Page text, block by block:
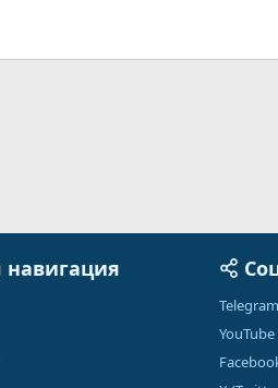
навигация